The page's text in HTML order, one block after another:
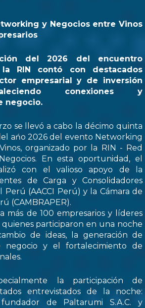
y Negocios entre Vinos
del 2026 del encuentro
RIN contó con destacados
empresarial y de inversión
conexiones y
negocio.
se llevó a cabo la décimo quinta
ańo 2026 del evento Networking
organizado por la RIN - Red
En esta oportunidad, el
con el valioso apoyo de la
de Carga y Consolidadores
Perú (AACCI Perú) y la Cámara de
(CAMBRAPER).
más de 100 empresarios y líderes
participaron en una noche
de ideas, la generación de
negocio y el fortalecimiento de
la participación de
entrevistados de la noche:
de Paltarumi S.A.C. y